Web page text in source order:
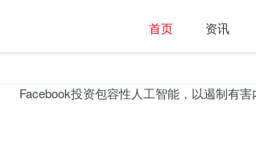
首页 资讯
Facebook投资包容性人工智能，以遏制有害内容